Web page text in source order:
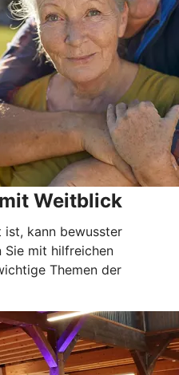
Weitblick
kann bewusster
Sie mit hilfreichen
Themen der